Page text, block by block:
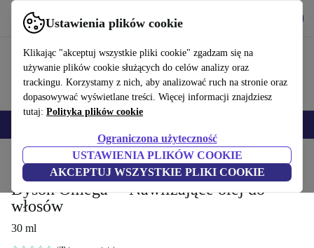
Ustawienia plików cookie
Klikając "akceptuj wszystkie pliki cookie" zgadzam się na
używanie plików cookie służących do celów analizy oraz
trackingu. Korzystamy z nich, aby analizować ruch na stronie oraz
dopasowywać wyświetlane treści. Więcej informacji znajdziesz
tutaj: Polityka plików cookie
Ograniczona użyteczność
USTAWIENIA PLIKÓW COOKIE
AKCEPTUJ WSZYSTKIE PLIKI COOKIE
Korzystaj z refurbed szybko i łatwo
Produkty Gospodarstwo domowe Akcesoria do urządzeń
Dyson Omega™ Nawilżające olej do
włosów
30 ml